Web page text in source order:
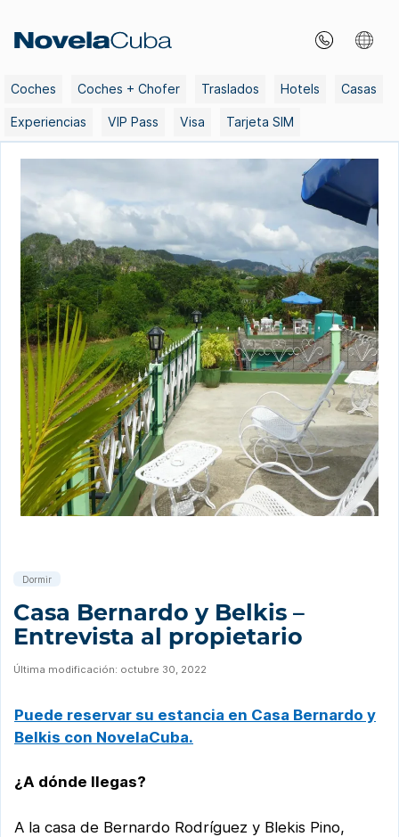
content
Coches Coches + Chofer Traslados Hotels Casas
Experiencias VIP Pass Visa Tarjeta SIM
Dormir
Casa Bernardo y Belkis –
Entrevista al propietario
Última modificación: octubre 30, 2022
Puede reservar su estancia en Casa Bernardo y
Belkis con NovelaCuba.
¿A dónde llegas?
A la casa de Bernardo Rodríguez y Blekis Pino,